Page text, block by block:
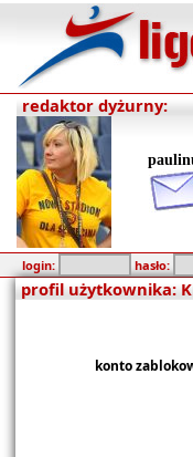
redaktor dyżurny:
login: hasło:
profil użytkownika:
konto